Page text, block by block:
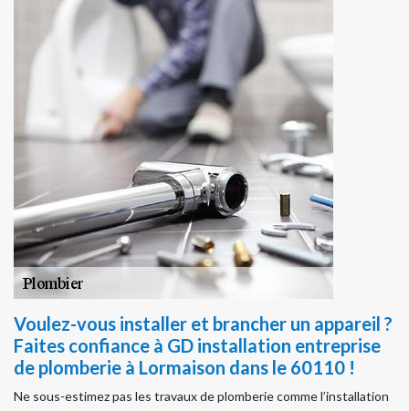
Voulez-vous installer et brancher un appareil ?
Faites confiance à GD installation entreprise
de plomberie à Lormaison dans le 60110 !
Ne sous-estimez pas les travaux de plomberie comme l’installation